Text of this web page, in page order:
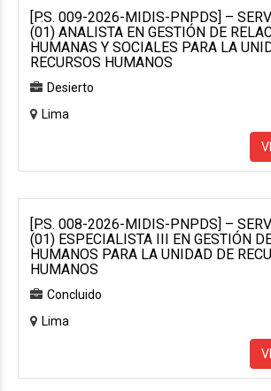
[P.S. 009-2026-MIDIS-PNPDS] –
(01) ANALISTA EN GESTIÓN DE
HUMANAS Y SOCIALES PARA LA
RECURSOS HUMANOS
Desierto
Lima
[P.S. 008-2026-MIDIS-PNPDS] –
(01) ESPECIALISTA III EN GESTIÓN
HUMANOS PARA LA UNIDAD DE
HUMANOS
Concluido
Lima